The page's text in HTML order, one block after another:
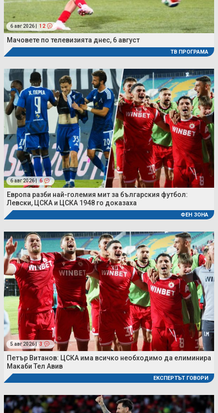
6 авг 2026 | 12
Мачовете по телевизията днес, 6 август
ТВ ПРОГРАМА
6 авг 2026 | 6
Европа разби най-големия мит за българския футбол:
Левски, ЦСКА и ЦСКА 1948 го доказаха
ФЕН ЗОНА
5 авг 2026 | 3
Петър Витанов: ЦСКА има всичко необходимо да елиминира
Макаби Тел Авив
ЕКСПЕРТЪТ ГОВОРИ